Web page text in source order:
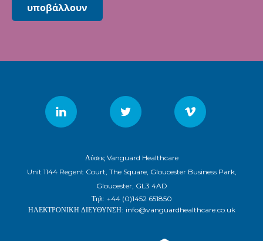
υποβάλλουν
Λύσεις Vanguard Healthcare
Unit 1144 Regent Court, The Square, Gloucester Business Park,
Gloucester, GL3 4AD
Τηλ: +44 (0)1452 651850
ΗΛΕΚΤΡΟΝΙΚΗ ΔΙΕΥΘΥΝΣΗ: info@vanguardhealthcare.co.uk